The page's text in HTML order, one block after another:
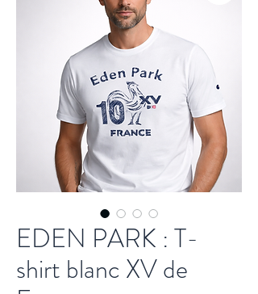
EDEN PARK : T-
shirt blanc XV de